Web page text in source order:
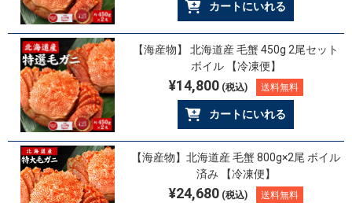
カートにいれる
【海産物】 北海道産 毛蟹 450g 2尾セット
ボイル 【冷凍便】
¥14,800(税込) 送料無料
カートにいれる
【海産物】北海道産 毛蟹 800g×2尾 ボイル
済み 【冷凍便】
¥24,680(税込) 送料無料